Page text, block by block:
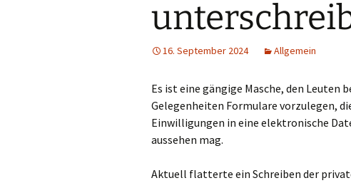
16. September 2024 Allgemein
Es ist eine gängige Masche, den Leuten
Gelegenheiten Formulare vorzulegen,
Einwilligungen in eine elektronische
aussehen mag.
Aktuell flatterte ein Schreiben der